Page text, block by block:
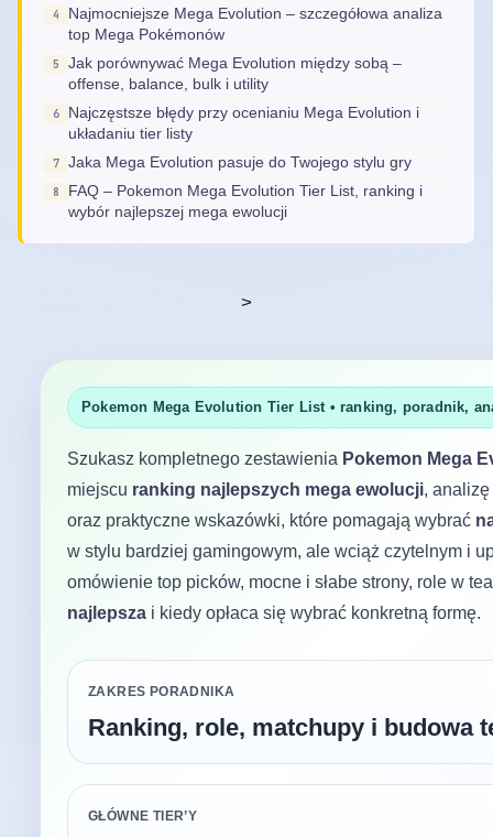
Najmocniejsze Mega Evolution – szczegółowa analiza
top Mega Pokémonów
Jak porównywać Mega Evolution między sobą –
offense, balance, bulk i utility
Najczęstsze błędy przy ocenianiu Mega Evolution i
układaniu tier listy
Jaka Mega Evolution pasuje do Twojego stylu gry
FAQ – Pokemon Mega Evolution Tier List, ranking i
wybór najlepszej mega ewolucji
>
Pokemon Mega Evolution Tier List • ranking, poradnik,
Szukasz kompletnego zestawienia Pokemon Mega
miejscu ranking najlepszych mega ewolucji,
oraz praktyczne wskazówki, które pomagają wybrać
w stylu bardziej gamingowym, ale wciąż czytelnym i
omówienie top picków, mocne i słabe strony, role w
najlepsza i kiedy opłaca się wybrać konkretną formę.
ZAKRES PORADNIKA
Ranking, role, matchupy i budowa
GŁÓWNE TIER’Y